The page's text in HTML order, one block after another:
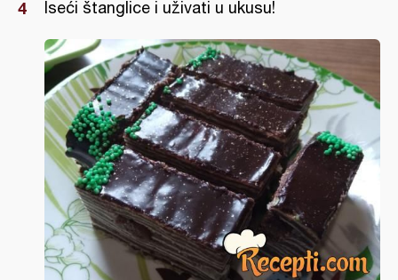
Iseći štanglice i uživati u ukusu!